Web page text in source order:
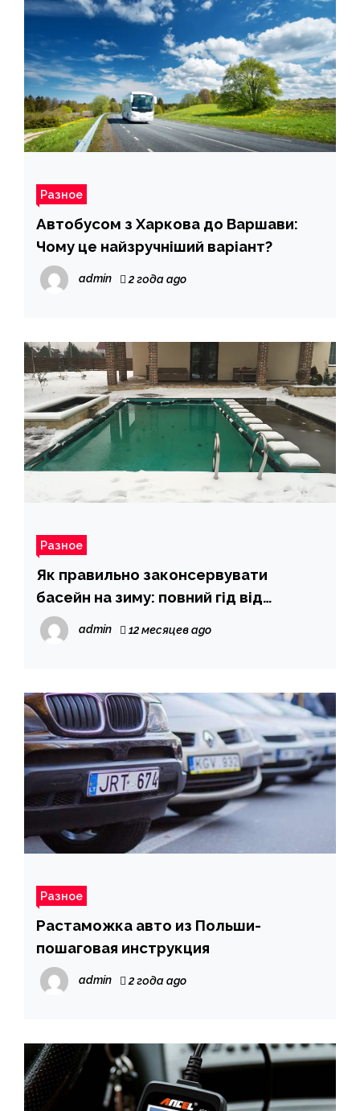
Разное
Автобусом з Харкова до Варшави:
Чому це найзручніший варіант?
admin 2 года ago
Разное
Як правильно законсервувати
басейн на зиму: повний гід від
користувачів
admin 12 месяцев ago
Разное
Растаможка авто из Польши-
пошаговая инструкция
admin 2 года ago